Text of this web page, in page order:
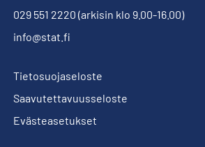
029 551 2220 (arkisin klo 9.00-16.00)
info@stat.fi
Tietosuojaseloste
Saavutettavuusseloste
Evästeasetukset